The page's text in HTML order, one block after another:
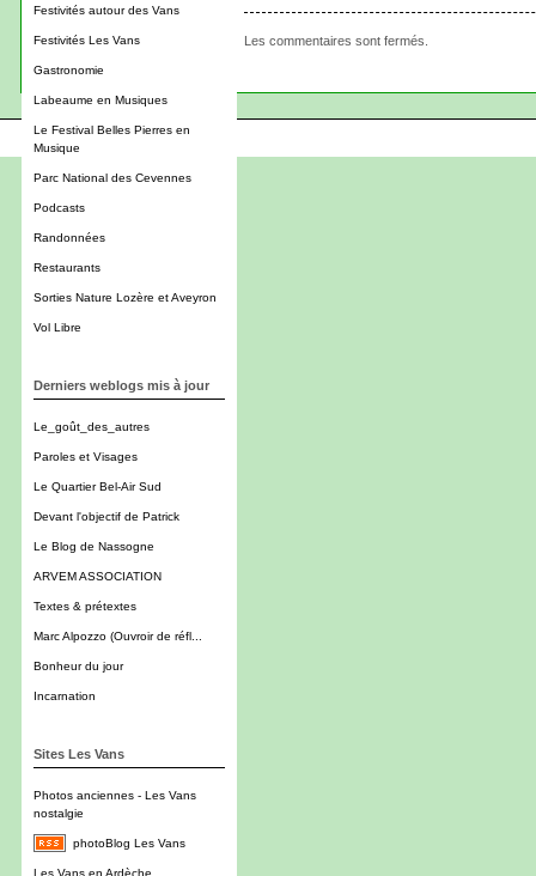
Festivités autour des Vans
Festivités Les Vans
Gastronomie
Labeaume en Musiques
Le Festival Belles Pierres en
Musique
Parc National des Cevennes
Podcasts
Randonnées
Restaurants
Sorties Nature Lozère et Aveyron
Vol Libre
Derniers weblogs mis à jour
Le_goût_des_autres
Paroles et Visages
Le Quartier Bel-Air Sud
Devant l'objectif de Patrick
Le Blog de Nassogne
ARVEM ASSOCIATION
Textes & prétextes
Marc Alpozzo (Ouvroir de réfl...
Bonheur du jour
Incarnation
Sites Les Vans
Photos anciennes - Les Vans
nostalgie
photoBlog Les Vans
Les Vans en Ardèche
Les commentaires sont fermés.